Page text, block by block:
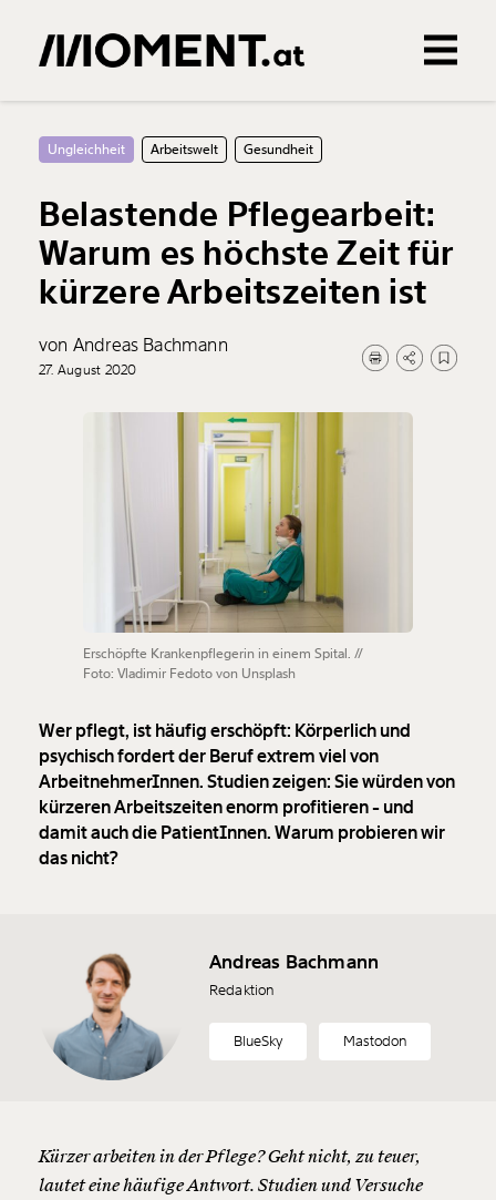
0Treffer
Ungleichheit Arbeitswelt Gesundheit
Belastende Pflegearbeit:
Warum es höchste Zeit für
kürzere Arbeitszeiten ist
von Andreas Bachmann
27. August 2020
Erschöpfte Krankenpflegerin in einem Spital. //
Foto: Vladimir Fedoto von Unsplash
Wer pflegt, ist häufig erschöpft: Körperlich und
psychisch fordert der Beruf extrem viel von
ArbeitnehmerInnen. Studien zeigen: Sie würden von
kürzeren Arbeitszeiten enorm profitieren - und
damit auch die PatientInnen. Warum probieren wir
das nicht?
Andreas Bachmann
Redaktion
BlueSky Mastodon
Kürzer arbeiten in der Pflege? Geht nicht, zu teuer,
lautet eine häufige Antwort. Studien und Versuche